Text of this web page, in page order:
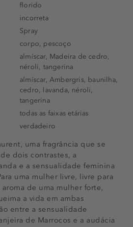
uma fragrância que se
dois contrastes, a
e a sensualidade feminina
uma mulher livre, livre para
de uma mulher forte,
a vida em ambas
entre a sensualidade
de Marrocos e a audácia
florido
incorreta
Spray
corpo, pescoço
almíscar, Madeira de cedro,
néroli, tangerina
almíscar, Ambergris, baunilha,
cedro, lavanda, néroli,
tangerina
todas as faixas etárias
verdadeiro